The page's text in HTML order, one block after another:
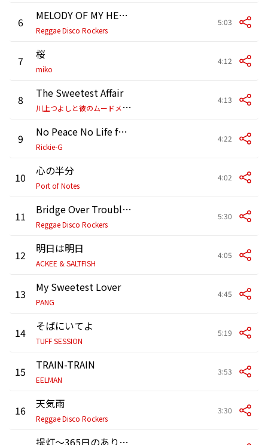
6 MELODY OF MY HEART
Reggae Disco Rockers
5:03
7 桜
miko
4:12
8
The Sweetest Affair
川
上つよしと彼のムードメイカーズ
4:13
9 No Peace No Life feat. CHOZEN LEE from FIRE BALL
Rickie-G
4:22
10 心の半分
Port of Notes
4:02
11 Bridge Over Troubled Water feat. Mika Arisaka
Reggae Disco Rockers
5:30
12 明日は明日
ACKEE & SALTFISH
4:05
13 My Sweetest Lover
PANG
4:45
14 そばにいてよ
TUFF SESSION
5:19
15 TRAIN-TRAIN
EELMAN
3:53
16 天気雨
Reggae Disco Rockers
3:30
提灯～365日のありがとう～